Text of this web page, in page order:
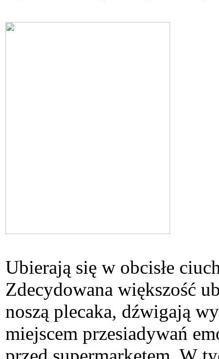
Ubierają się w obcisłe
Zdecydowana większość
noszą plecaka, dźwigają
miejscem przesiadywań